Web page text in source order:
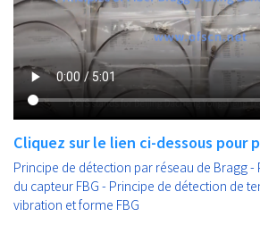
Cliquez sur le lien ci-dessous pour
Principe de détection par réseau de Bragg -
du capteur FBG - Principe de détection de
vibration et forme FBG